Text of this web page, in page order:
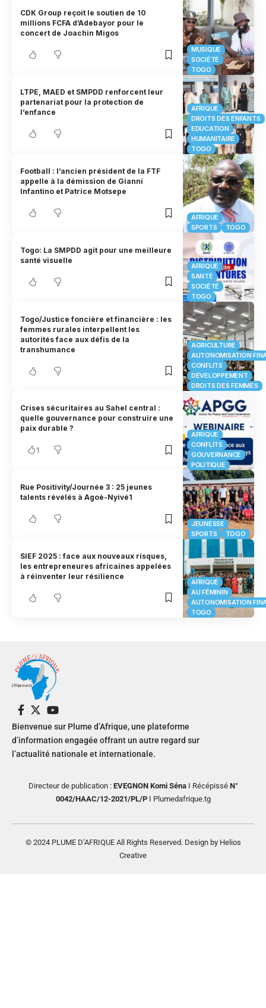
MUSIQUE
SOCIÉTÉ
TOGO
CDK Group reçoit le soutien de 10
millions FCFA d’Adebayor pour le
concert de Joachin Migos
AFRIQUE
DROITS DES ENFANTS
EDUCATION
HUMANITAIRE
TOGO
LTPE, MAED et SMPDD renforcent leur
partenariat pour la protection de
l’enfance
AFRIQUE
SPORTS
TOGO
Football : l’ancien président de la FTF
appelle à la démission de Gianni
Infantino et Patrice Motsepe
AFRIQUE
SANTÉ
SOCIÉTÉ
TOGO
Togo: La SMPDD agit pour une meilleure
santé visuelle
AGRICULTURE
AUTONOMISATION
CONFLITS
DÉVELOPPEMENT
DROITS DES FEMMES
Togo/Justice foncière et financière : les
femmes rurales interpellent les
autorités face aux défis de la
transhumance
AFRIQUE
CONFLITS
GOUVERNANCE
POLITIQUE
Crises sécuritaires au Sahel central :
quelle gouvernance pour construire une
paix durable ?
1
JEUNESSE
SPORTS
TOGO
Rue Positivity/Journée 3 : 25 jeunes
talents révélés à Agoè-Nyivé1
AFRIQUE
AU FÉMININ
AUTONOMISATION
TOGO
SIEF 2025 : face aux nouveaux risques,
les entrepreneures africaines appelées
à réinventer leur résilience
Bienvenue sur Plume d’Afrique, une plateforme
d’information engagée offrant un autre regard sur
l’actualité nationale et internationale.
Directeur de publication : EVEGNON Komi SénaI RécépisséN°
0042/HAAC/12-2021/PL/PI Plumedafrique.tg
© 2024 PLUME D’AFRIQUE All Rights Reserved. Design by Helios
Creative